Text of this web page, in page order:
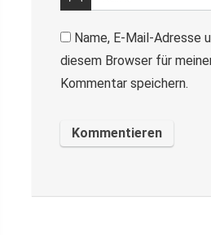
Name, E-Mail-Adresse
diesem Browser für
Kommentar speichern.